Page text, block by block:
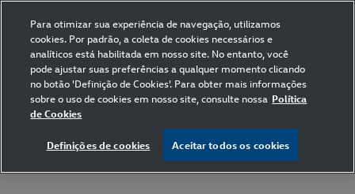
Ops!... não encontramos nada em
sua busca
Para otimizar sua experiência de navegação, utilizamos
cookies. Por padrão, a coleta de cookies necessários e
analíticos está habilitada em nosso site. No entanto, você
pode ajustar suas preferências a qualquer momento clicando
no botão 'Definição de Cookies'. Para obter mais informações
sobre o uso de cookies em nosso site, consulte nossa Política
de Cookies
Definições de cookies Aceitar todos os cookies